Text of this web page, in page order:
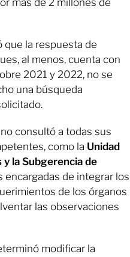
más de 2 millones de
que la respuesta de
al menos, cuenta con
2021 y 2022, no se
una búsqueda
consultó a todas sus
como la Unidad
la Subgerencia de
encargadas de integrar los
de los órganos
las observaciones
modificar la